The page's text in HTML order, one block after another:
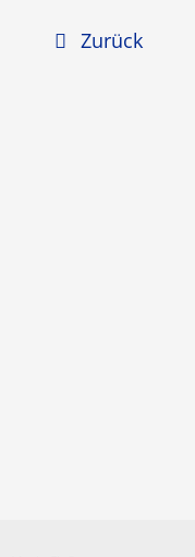
Zurück